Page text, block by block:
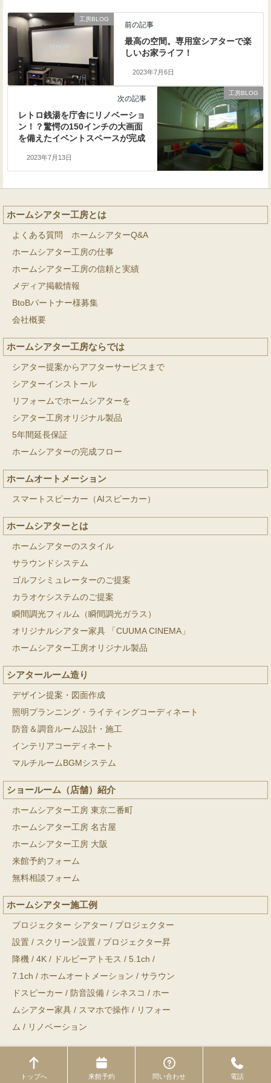
工房BLOG
前の記事
最高の空間。専用室シアターで楽
しいお家ライフ！
2023年7月6日
工房BLOG
次の記事
レトロ銭湯を庁舎にリノベーショ
ン！？驚愕の150インチの大画面
を備えたイベントスペースが完成
2023年7月13日
ホームシアター工房とは
よくある質問 ホームシアターQ&A
ホームシアター工房の仕事
ホームシアター工房の信頼と実績
メディア掲載情報
BtoBパートナー様募集
会社概要
ホームシアター工房ならでは
シアター提案からアフターサービスまで
シアターインストール
リフォームでホームシアターを
シアター工房オリジナル製品
5年間延長保証
ホームシアターの完成フロー
ホームオートメーション
スマートスピーカー（AIスピーカー）
ホームシアターとは
ホームシアターのスタイル
サラウンドシステム
ゴルフシミュレーターのご提案
カラオケシステムのご提案
瞬間調光フィルム（瞬間調光ガラス）
オリジナルシアター家具 「CUUMA CINEMA」
ホームシアター工房オリジナル製品
シアタールーム造り
デザイン提案・図面作成
照明プランニング・ライティングコーディネート
防音＆調音ルーム設計・施工
インテリアコーディネート
マルチルームBGMシステム
ショールーム（店舗）紹介
ホームシアター工房 東京二番町
ホームシアター工房 名古屋
ホームシアター工房 大阪
来館予約フォーム
無料相談フォーム
ホームシアター施工例
プロジェクター シアター / プロジェクター
設置 / スクリーン設置 / プロジェクター昇
降機 / 4K / ドルビーアトモス / 5.1ch /
7.1ch / ホームオートメーション / サラウン
ドスピーカー / 防音設備 / シネスコ / ホー
ムシアター家具 / スマホで操作 / リフォー
ム / リノベーション
トップへ 来館予約 問い合わせ 電話